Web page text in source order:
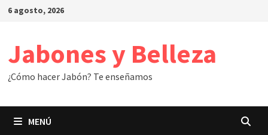
Saltar
6 agosto, 2026
Jabones y Belleza
¿Cómo hacer Jabón? Te enseñamos
MENÚ